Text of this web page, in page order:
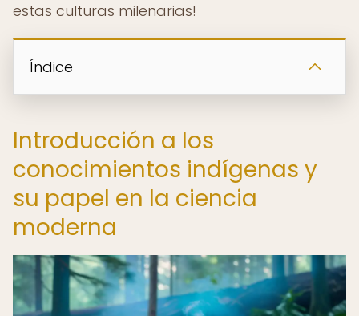
estas culturas milenarias!
Índice
Introducción a los
conocimientos indígenas y
su papel en la ciencia
moderna